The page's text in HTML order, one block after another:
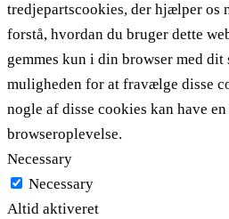
tredjepartscookies, der hjælper os
forstå, hvordan du bruger dette
gemmes kun i din browser med dit
muligheden for at fravælge disse
nogle af disse cookies kan have
browseroplevelse.
Necessary
Necessary
Altid aktiveret